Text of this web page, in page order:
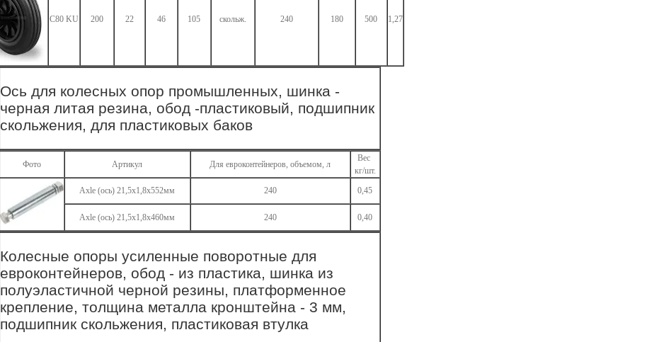
C80 KU 200 22 46 105 скольж. 240 180 500 1,27
Ось для колесных опор промышленных, шинка -
черная литая резина, обод -пластиковый, подшипник
скольжения, для пластиковых баков
Фото Артикул Для евроконтейнеров, объемом, л
Вес
кг/шт.
Axle (ось) 21,5х1,8х552мм
240 0,45
Axle (ось) 21,5х1,8х460мм 240 0,40
Колесные опоры усиленные поворотные для
евроконтейнеров, обод - из пластика, шинка из
полуэластичной черной резины, платформенное
крепление, толщина металла кронштейна - 3 мм,
подшипник скольжения, пластиковая втулка